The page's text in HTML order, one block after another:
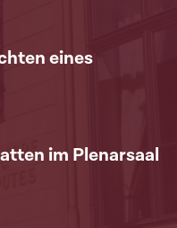
eines
im Plenarsaal